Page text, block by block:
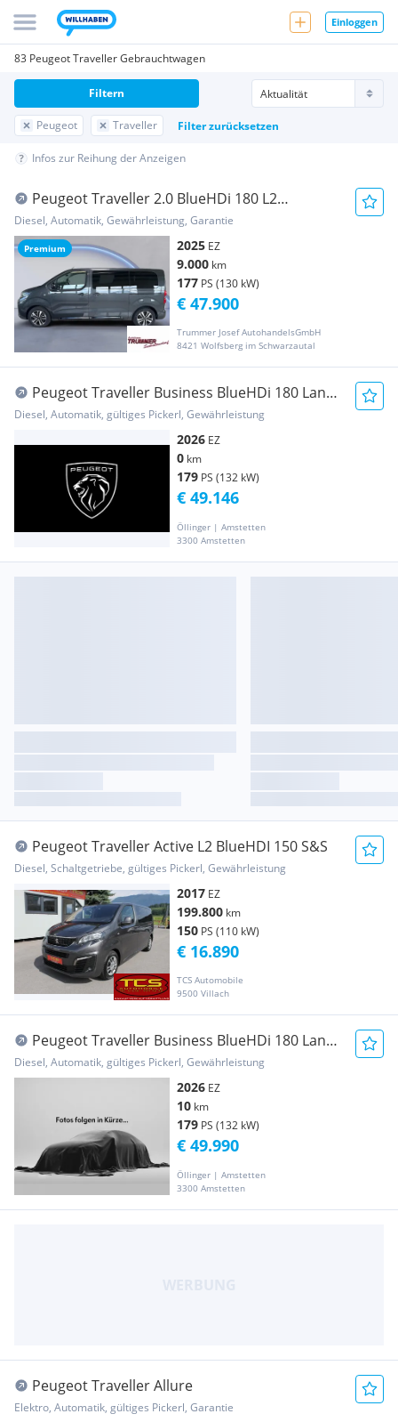
Einloggen
83 Peugeot Traveller Gebrauchtwagen
Peugeot Traveller Filter zurücksetzen
Filtern
Infos zur Reihung der Anzeigen
Premium
Peugeot Traveller 2.0 BlueHDi 180 L2
PREMIUM 8 SITZE
Diesel, Automatik, Gewährleistung, Garantie
2025 EZ
9.000 km
177 PS (130 kW)
Trummer Josef AutohandelsGmbH
8421 Wolfsberg im Schwarzautal
€ 47.900
Peugeot Traveller Business BlueHDi 180 Lang
EAT8
Diesel, Automatik, gültiges Pickerl, Gewährleistung
2026 EZ
0 km
179 PS (132 kW)
Öllinger | Amstetten
3300 Amstetten
€ 49.146
Peugeot Traveller Active L2 BlueHDI 150 S&S
Diesel, Schaltgetriebe, gültiges Pickerl, Gewährleistung
2017 EZ
199.800 km
150 PS (110 kW)
TCS Automobile
9500 Villach
€ 16.890
Peugeot Traveller Business BlueHDi 180 Lang
EAT8
Diesel, Automatik, gültiges Pickerl, Gewährleistung
2026 EZ
10 km
179 PS (132 kW)
Öllinger | Amstetten
3300 Amstetten
€ 49.990
Peugeot Traveller Allure
Elektro, Automatik, gültiges Pickerl, Garantie